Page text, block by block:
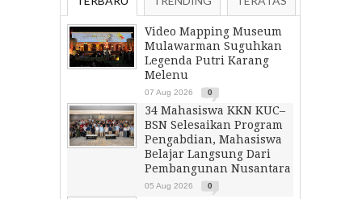
Video Mapping Museum
Mulawarman Suguhkan
Legenda Putri Karang
Melenu
07 Aug 2026 0
34 Mahasiswa KKN KUC–
BSN Selesaikan Program
Pengabdian, Mahasiswa
Belajar Langsung Dari
Pembangunan Nusantara
05 Aug 2026 0